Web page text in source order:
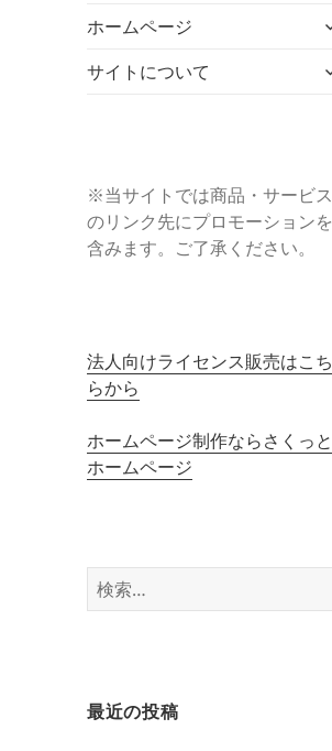
を
ュ
を
メ
ュ
ホームページ
サ
メ
展
開
サイトについて
サ
ー
を
※当サイトでは商品・サービス
のリンク先にプロモーションを
含みます。ご了承ください。
法人向けライセンス販売はこち
らから
ホームページ制作ならさくっと
ホームページ
検
索:
最近の投稿